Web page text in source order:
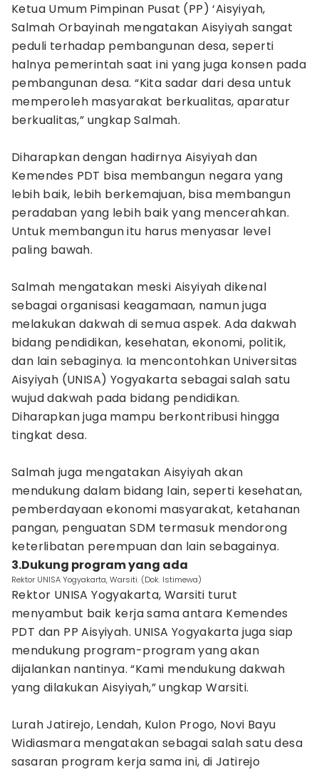
Ketua Umum Pimpinan Pusat (PP) ‘Aisyiyah,
Salmah Orbayinah mengatakan Aisyiyah sangat
peduli terhadap pembangunan desa, seperti
halnya pemerintah saat ini yang juga konsen pada
pembangunan desa. “Kita sadar dari desa untuk
memperoleh masyarakat berkualitas, aparatur
berkualitas,” ungkap Salmah.
Diharapkan dengan hadirnya Aisyiyah dan
Kemendes PDT bisa membangun negara yang
lebih baik, lebih berkemajuan, bisa membangun
peradaban yang lebih baik yang mencerahkan.
Untuk membangun itu harus menyasar level
paling bawah.
Salmah mengatakan meski Aisyiyah dikenal
sebagai organisasi keagamaan, namun juga
melakukan dakwah di semua aspek. Ada dakwah
bidang pendidikan, kesehatan, ekonomi, politik,
dan lain sebaginya. Ia mencontohkan Universitas
Aisyiyah (UNISA) Yogyakarta sebagai salah satu
wujud dakwah pada bidang pendidikan.
Diharapkan juga mampu berkontribusi hingga
tingkat desa.
Salmah juga mengatakan Aisyiyah akan
mendukung dalam bidang lain, seperti kesehatan,
pemberdayaan ekonomi masyarakat, ketahanan
pangan, penguatan SDM termasuk mendorong
keterlibatan perempuan dan lain sebagainya.
3.Dukung program yang ada
Rektor UNISA Yogyakarta, Warsiti. (Dok. Istimewa)
Rektor UNISA Yogyakarta, Warsiti turut
menyambut baik kerja sama antara Kemendes
PDT dan PP Aisyiyah. UNISA Yogyakarta juga siap
mendukung program-program yang akan
dijalankan nantinya. “Kami mendukung dakwah
yang dilakukan Aisyiyah,” ungkap Warsiti.
Lurah Jatirejo, Lendah, Kulon Progo, Novi Bayu
Widiasmara mengatakan sebagai salah satu desa
sasaran program kerja sama ini, di Jatirejo